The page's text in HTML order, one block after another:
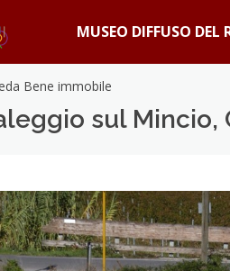
MUSEO DIFFUSO DEL
Bene immobile
sul